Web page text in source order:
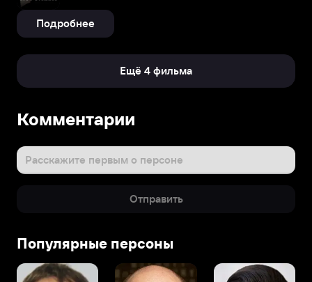
Подробнее
Ещё 4 фильма
Комментарии
Расскажите первым о персоне
Отправить
Популярные персоны